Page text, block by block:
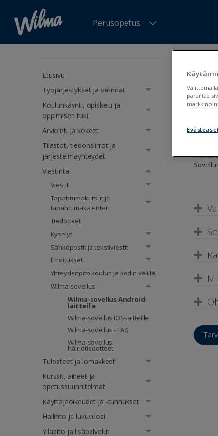
Perusopetus
Etusivu
Työjärjestykset ja valinnat
Koulunkäynti, opiskelu ja
oppimisen tuki
Arviointi ja kokeet
Tilastot, tiedonsiirrot ja
järjestelmäyhteydet
Viestintä
Viestit
Tapahtumakutsut ja
tapahtumakalenteri
Tiedotteet
Kyselyt
Sähköpostit ja tekstiviestit
Ilmoitukset
Yhteydenpito koulun ja kodin välillä
Wilma-sovellus
Wilma-sovellus Android-
laitteille
Wilma-sovellus iOS-laitteille
Wilma-sovellus - FAQ
Wilma-sovellus:
häiriötiedotteet
Tulosteet ja lomakkeet
Kurssit, aineet ja
opetussuunnitelmat
Käyttäjäoikeudet ja -tunnukset
Hallinto ja lukuvuosi
Ylläpito ja lisäpalvelut
Wilma-
parantaa